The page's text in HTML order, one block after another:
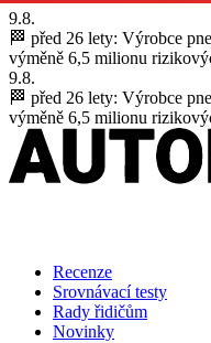
9.8.
🏁 před 26 lety: Výrobce
výměně 6,5 milionu
9.8.
🏁 před 26 lety: Výrobce
výměně 6,5 milionu
Recenze
Srovnávací testy
Rady řidičům
Novinky